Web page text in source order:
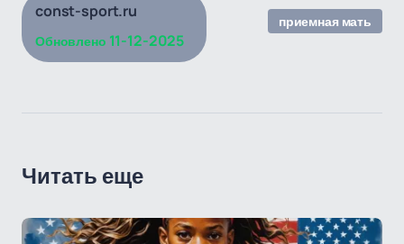
const-sport.ru
Обновлено 11-12-2025
приемная мать
Читать еще